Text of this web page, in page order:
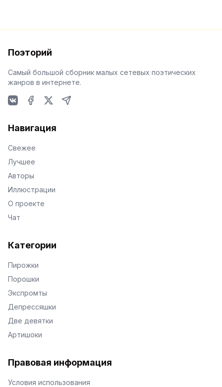
Поэторий
Самый большой сборник малых сетевых поэтических
жанров в интернете.
Навигация
Свежее
Лучшее
Авторы
Иллюстрации
О проекте
Чат
Категории
Пирожки
Порошки
Экспромты
Депрессяшки
Две девятки
Артишоки
Правовая информация
Условия использования